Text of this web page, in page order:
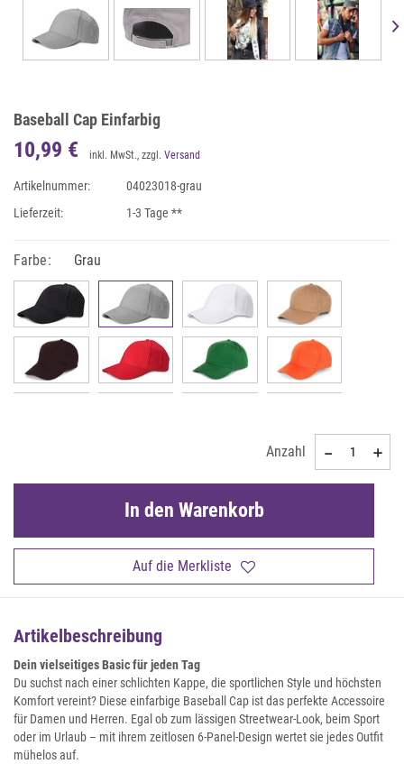
Baseball Cap Einfarbig
10,99 € inkl. MwSt., zzgl. Versand
Artikelnummer:
04023018-grau
Lieferzeit:
1-3 Tage **
Farbe: Grau
Anzahl
Auf die Merkliste
In den Warenkorb
Artikelbeschreibung
Dein vielseitiges Basic für jeden Tag
Du suchst nach einer schlichten Kappe, die sportlichen Style und höchsten
Komfort vereint? Diese einfarbige Baseball Cap ist das perfekte Accessoire
für Damen und Herren. Egal ob zum lässigen Streetwear-Look, beim Sport
oder im Urlaub – mit ihrem zeitlosen 6-Panel-Design wertet sie jedes Outfit
mühelos auf.